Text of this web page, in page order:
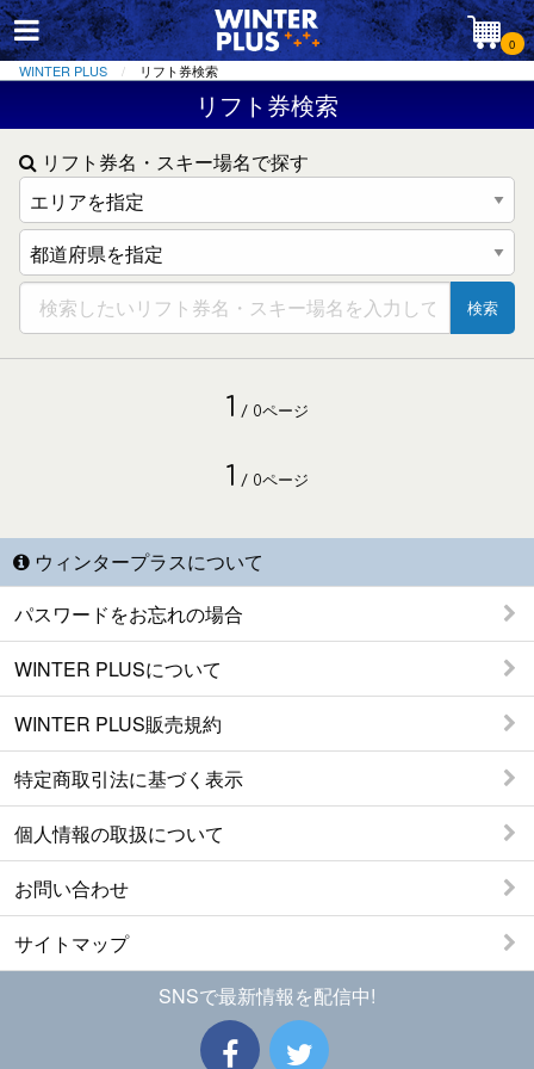
0
WINTER PLUS リフト券検索
リフト券検索
リフト券名・スキー場名で探す
検索
1 / 0ページ
1 / 0ページ
ウィンタープラスについて
パスワードをお忘れの場合
WINTER PLUSについて
WINTER PLUS販売規約
特定商取引法に基づく表示
個人情報の取扱について
お問い合わせ
サイトマップ
SNSで最新情報を配信中!